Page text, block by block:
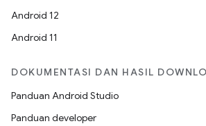
Android 12
Android 11
DOKUMENTASI DAN HASIL
Panduan Android Studio
Panduan developer